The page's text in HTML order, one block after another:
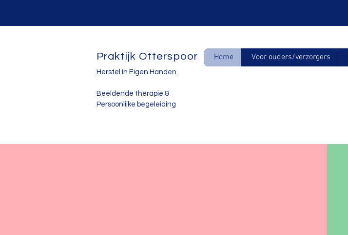
Praktijk Otterspoor
Herstel In Eigen Handen
Beeldende therapie &
Persoonlijke begeleiding
Home Voor ouders/verzorgers